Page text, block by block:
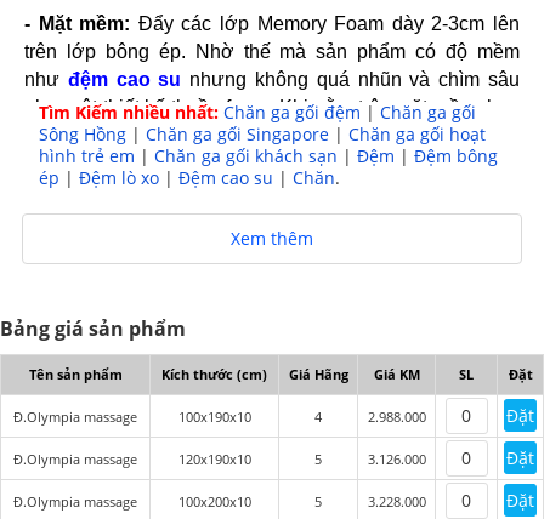
mềm
- Mặt mềm:Đẩy các lớp Memory Foam dày 2-3cm lên
trên lớp bông ép. Nhờ thế mà sản phẩm có độ mềm
nhưđệm cao sunhưng không quá nhũn và chìm sâu
như một thiết kế thuần foam. Khi nằm trên mặt mềm, bạn
sẽ cảm nhận thấy rõ sự mềm mại, êm ái. Cơ thể vì thế mà
được giải phóng áp lực, thư giãn hơn và giấc ngủ cũng
đến nhanh hơn. Dù có ngủ trong thời gian dài thì đệm
- Mặt cứng:Được cấu tạo từ bông Polyester nhập khẩu.
Chất liệu cao cấp này đã được ứng dụng công Nano
Silve hiện đại giúp khử trùng, kháng khuẩn, loại bỏ tạp
chất gây kích ứng. Bề mặt mặt cứng thì bằng phẳng,
không bồng bềnh khi nằm. Mặt cứng của đệm cho phép
bạn có thể trải chiếu trúc lên trên mà không gây tình trạng
đứt mặt chiếu hay gãy nan.
Tìm Kiếm nhiều nhất: Chăn ga gối đệm|Chăn ga gối
Sông Hồng|Chăn ga gối Singapore|
hình trẻ em|Chăn ga gối khách sạn|Đệm|Đệm bông
Đệm cao su|Chăn
Bảng giá sản phẩm
Tên sản phẩm Kích thước (cm) Giá Hãng Giá KM SL Đặt
Đ.Olympia massage 100x190x10 4 2.988.000 Đặt
Đ.Olympia massage 120x190x10 5 3.126.000 Đặt